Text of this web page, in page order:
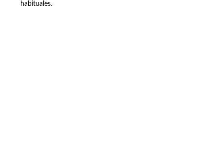
habituales.